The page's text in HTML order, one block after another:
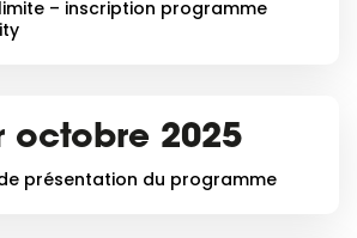
– inscription programme
octobre 2025
présentation du programme